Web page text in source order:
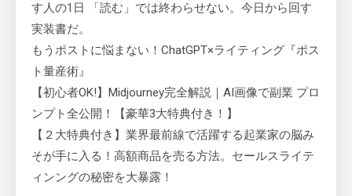
す人の1日 「読む」では終わらせない。今日から回す
実装書だ。
もうポストに悩まない！ChatGPT×ライティング『ポス
ト量産術』
【初心者OK!】Midjourney完全解説｜AI画像で副業 プロ
ンプト全公開！【豪華3大特典付き！】
【２大特典付き】業界最前線で活躍する起業家の脳み
そが手に入る！高額商品を売る方法。セールスライテ
ィンングの秘密を大暴露！